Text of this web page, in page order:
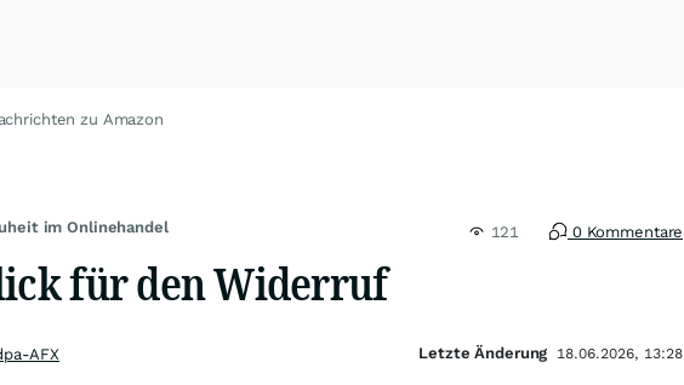
zu Amazon
im Onlinehandel 121 0 Kommentare
für den Widerruf
AFX Letzte Änderung 18.06.2026, 13:28